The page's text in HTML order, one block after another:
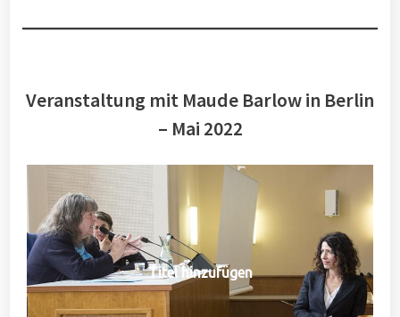
Veranstaltung mit Maude Barlow in Berlin
– Mai 2022
Titel hinzufügen